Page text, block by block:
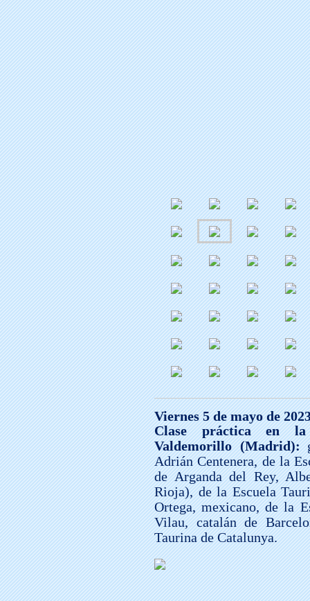
Viernes 5 de mayo de
Clase práctica en
Valdemorillo (Madrid):
Adrián Centenera, de la
de Arganda del Rey,
Rioja), de la Escuela
Ortega, mexicano, de la
Vilau, catalán de
Taurina de Catalunya.